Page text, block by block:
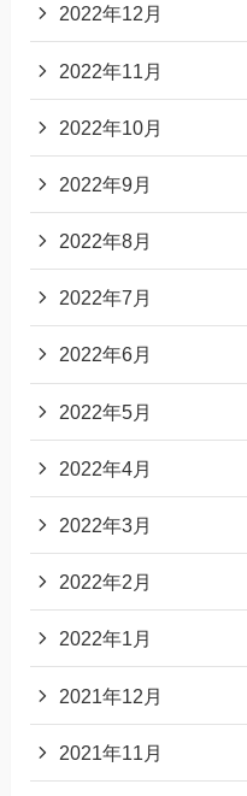
2022年12月
2022年11月
2022年10月
2022年9月
2022年8月
2022年7月
2022年6月
2022年5月
2022年4月
2022年3月
2022年2月
2022年1月
2021年12月
2021年11月